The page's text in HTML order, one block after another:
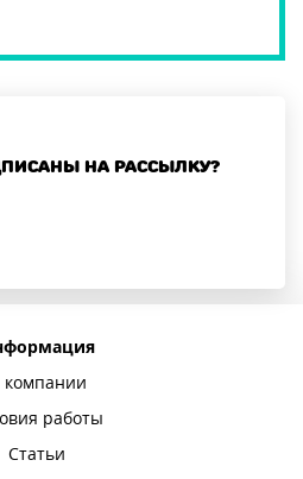
на рассылку?
работы
Статьи